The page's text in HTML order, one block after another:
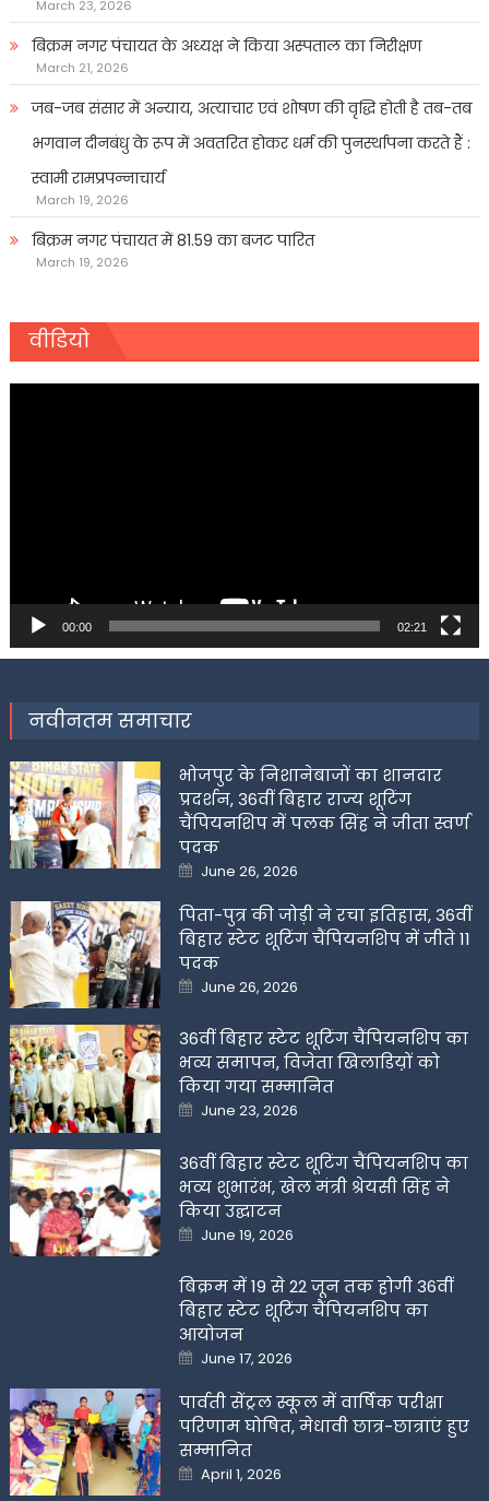
March 23, 2026
बिक्रम नगर पंचायत के अध्यक्ष ने किया अस्पताल का निरीक्षण
March 21, 2026
जब-जब संसार में अन्याय, अत्याचार एवं शोषण की वृद्धि होती है तब-तब
भगवान दीनबंधु के रूप में अवतरित होकर धर्म की पुनर्स्थापना करते हैं :
स्वामी रामप्रपन्नाचार्य
March 19, 2026
बिक्रम नगर पंचायत में 81.59 का बजट पारित
March 19, 2026
वीडियो
00:00 02:21
नवीनतम समाचार
भोजपुर के निशानेबाजों का शानदार
प्रदर्शन, 36वीं बिहार राज्य शूटिंग
चैंपियनशिप में पलक सिंह ने जीता स्वर्ण
पदक
Posted
on
June 26, 2026
पिता-पुत्र की जोड़ी ने रचा इतिहास, 36वीं
बिहार स्टेट शूटिंग चैंपियनशिप में जीते 11
पदक
Posted
on
June 26, 2026
36वीं बिहार स्टेट शूटिंग चैंपियनशिप का
भव्य समापन, विजेता खिलाडिय़ों को
किया गया सम्मानित
Posted
on
June 23, 2026
36वीं बिहार स्टेट शूटिंग चैंपियनशिप का
भव्य शुभारंभ, खेल मंत्री श्रेयसी सिंह ने
किया उद्घाटन
Posted
on
June 19, 2026
बिक्रम में 19 से 22 जून तक होगी 36वीं
बिहार स्टेट शूटिंग चैंपियनशिप का
आयोजन
Posted
on
June 17, 2026
पार्वती सेंट्रल स्कूल में वार्षिक परीक्षा
परिणाम घोषित, मेधावी छात्र-छात्राएं हुए
सम्मानित
Posted
on
April 1, 2026